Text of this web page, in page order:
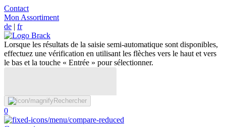
Contact
Mon Assortiment
de | fr
Lorsque les résultats de la saisie semi-automatique sont disponibles,
effectuez une vérification en utilisant les flèches vers le haut et vers
le bas et la touche « Entrée » pour sélectionner.
Rechercher
0